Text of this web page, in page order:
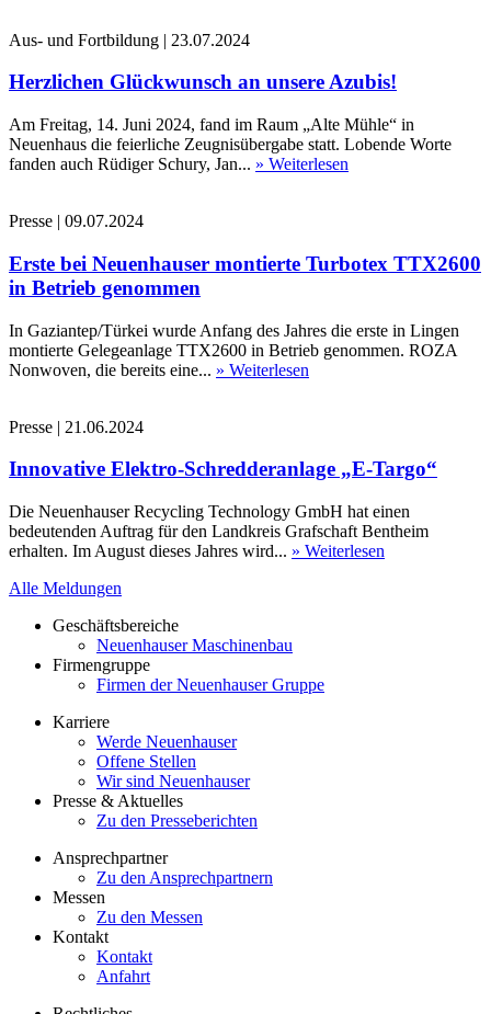
Aus- und Fortbildung | 23.07.2024
Herzlichen Glückwunsch an unsere Azubis!
Am Freitag, 14. Juni 2024, fand im Raum „Alte Mühle“ in
Neuenhaus die feierliche Zeugnisübergabe statt. Lobende Worte
fanden auch Rüdiger Schury, Jan... » Weiterlesen
Presse | 09.07.2024
Erste bei Neuenhauser montierte Turbotex TTX2600
in Betrieb genommen
In Gaziantep/Türkei wurde Anfang des Jahres die erste in Lingen
montierte Gelegeanlage TTX2600 in Betrieb genommen. ROZA
Nonwoven, die bereits eine... » Weiterlesen
Presse | 21.06.2024
Innovative Elektro-Schredderanlage „E-Targo“
Die Neuenhauser Recycling Technology GmbH hat einen
bedeutenden Auftrag für den Landkreis Grafschaft Bentheim
erhalten. Im August dieses Jahres wird... » Weiterlesen
Alle Meldungen
Geschäftsbereiche
Neuenhauser Maschinenbau
Firmengruppe
Firmen der Neuenhauser Gruppe
Karriere
Werde Neuenhauser
Offene Stellen
Wir sind Neuenhauser
Presse & Aktuelles
Zu den Presseberichten
Ansprechpartner
Zu den Ansprechpartnern
Messen
Zu den Messen
Kontakt
Kontakt
Anfahrt